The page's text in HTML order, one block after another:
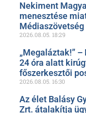
Nekiment
menesztése
Médiaszövetség
2026.08.05. 18:29
„Megaláztak!”
24 óra alatt
főszerkesztői
2026.08.05. 16:30
Az élet Balásy
Zrt. átalakítja